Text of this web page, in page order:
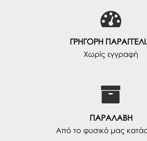
ΓΡΗΓΟΡΗ
Χωρίς εγγραφή
ΠΑΡΑΛΑΒΗ
Από το φυσικό μας